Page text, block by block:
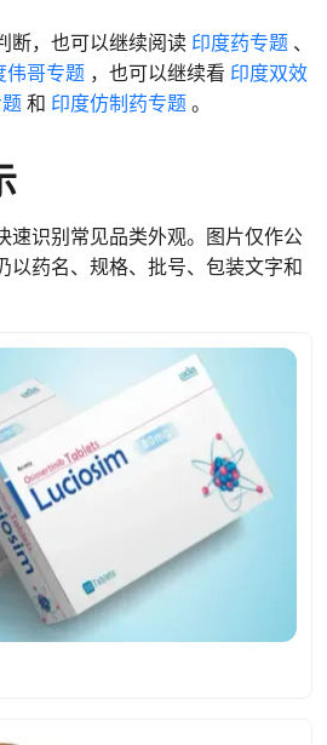
断，也可以继续阅读 印度药专题 、
伟哥专题 ，也可以继续看 印度双效
和 印度仿制药专题 。
速识别常见品类外观。图片仅作公
以药名、规格、批号、包装文字和